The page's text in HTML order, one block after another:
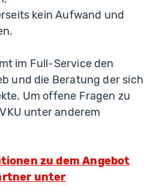
kein Aufwand und
im Full-Service den
und die Beratung der sich
Um offene Fragen zu
unter anderem
zu dem Angebot
unter